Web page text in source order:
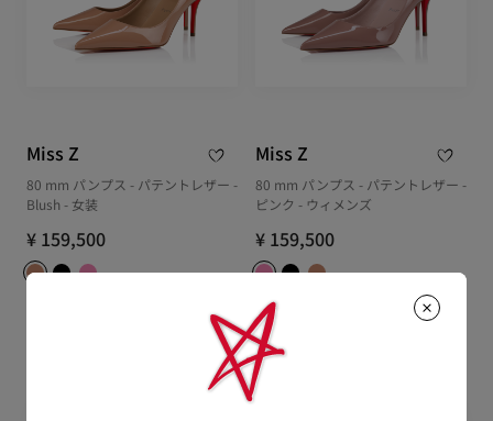
Miss Z
80 mm パンプス - パテントレザー -
Blush - 女装
¥ 159,500
Miss Z
80 mm パンプス - パテントレザー -
ピンク - ウィメンズ
¥ 159,500